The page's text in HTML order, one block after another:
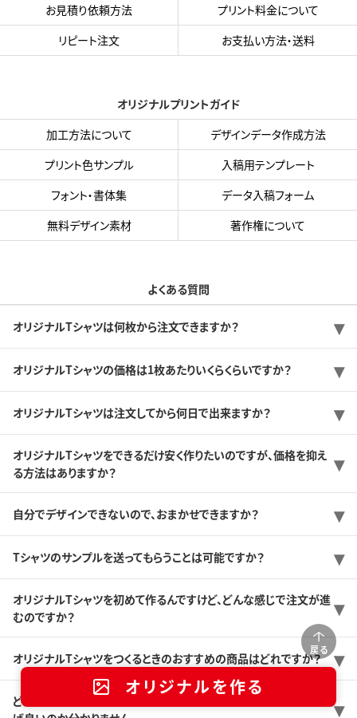
戻る
オリジナルを作る
お見積り依頼方法
プリント料金について
リピート注文
お支払い方法・送料
オリジナルプリントガイド
加工方法について
デザインデータ作成方法
プリント色サンプル
入稿用テンプレート
フォント・書体集
データ入稿フォーム
無料デザイン素材
著作権について
よくある質問
オリジナルTシャツは何枚から注文できますか？
オリジナルTシャツの価格は1枚あたりいくらくらいですか？
オリジナルTシャツは注文してから何日で出来ますか？
オリジナルTシャツをできるだけ安く作りたいのですが、価格を抑え
る方法はありますか？
自分でデザインできないので、おまかせできますか？
Tシャツのサンプルを送ってもらうことは可能ですか？
オリジナルTシャツを初めて作るんですけど、どんな感じで注文が進
むのですか？
オリジナルTシャツをつくるときのおすすめの商品はどれですか？
どんなプリント方法がありますか？また、どんなプリント方法を選べ